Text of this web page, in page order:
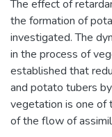
The effect of
the formation of
investigated. The
in the process of
established that
and potato tubers
vegetation is one of
of the flow of